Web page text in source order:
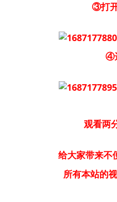
③打开右
④选择
观看两分钟视
给大家带来不
所有本站的视